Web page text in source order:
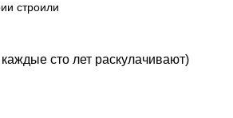
строили
сто лет раскулачивают)